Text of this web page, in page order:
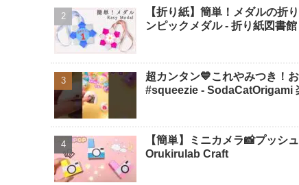
【折り紙】簡単！メダルの
ンピックメダル - 折り紙図書
超カンタン💙これやみつき！
#squeezie - SodaCatOrigami
【簡単】ミニカメラ📸プッシ
Orukirulab Craft